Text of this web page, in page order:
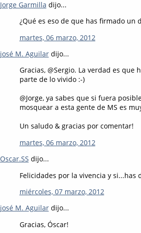
Jorge Garmilla dijo...
¿Qué es eso de que has firmado un
martes, 06 marzo, 2012
josé M. Aguilardijo...
Gracias, @Sergio. La verdad es
parte de lo vivido :-)
@Jorge, ya sabes que si fuera
mosquear a esta gente de MS es
Un saludo & gracias por comentar!
martes, 06 marzo, 2012
Oscar.SS dijo...
Felicidades por la vivencia y si...has
miércoles, 07 marzo, 2012
josé M. Aguilardijo...
Gracias, Óscar!